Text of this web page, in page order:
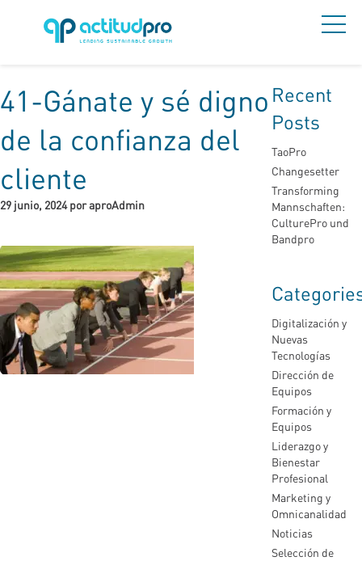
41-Gánate y sé digno
de la confianza del
cliente
29 junio, 2024 por aproAdmin
Recent
Posts
TaoPro
Changesetter
Transforming
Mannschaften:
CulturePro und
Bandpro
Digitalización y
Nuevas
Tecnologías
Dirección de
Equipos
Formación y
Equipos
Liderazgo y
Bienestar
Profesional
Marketing y
Omnicanalidad
Noticias
Selección de